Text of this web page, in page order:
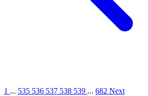
1 ... 535 536 537 538 539 ... 682 Next